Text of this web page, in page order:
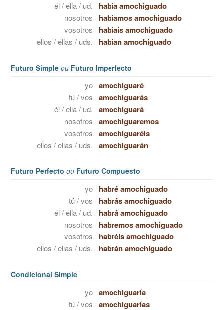
él / ella / ud. había amochiguado
nosotros habíamos amochiguado
vosotros habíais amochiguado
ellos / ellas / uds. habían amochiguado
Futuro Simple ou Futuro Imperfecto
yo amochiguaré
tú / vos amochiguarás
él / ella / ud. amochiguará
nosotros amochiguaremos
vosotros amochiguaréis
ellos / ellas / uds. amochiguarán
Futuro Perfecto ou Futuro Compuesto
yo habré amochiguado
tú / vos habrás amochiguado
él / ella / ud. habrá amochiguado
nosotros habremos amochiguado
vosotros habréis amochiguado
ellos / ellas / uds. habrán amochiguado
Condicional Simple
yo amochiguaría
tú / vos amochiguarías